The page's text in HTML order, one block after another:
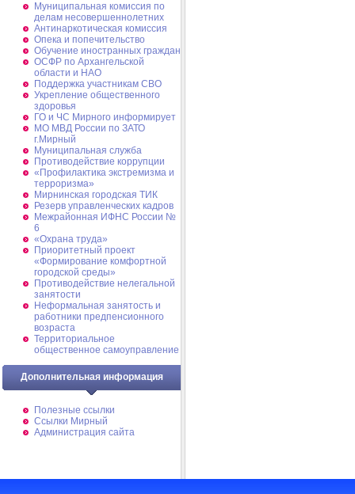
Муниципальная комиссия по
делам несовершеннолетних
Антинаркотическая комиссия
Опека и попечительство
Обучение иностранных граждан
ОСФР по Архангельской
области и НАО
Поддержка участникам СВО
Укрепление общественного
здоровья
ГО и ЧС Мирного информирует
МО МВД России по ЗАТО
г.Мирный
Муниципальная cлужба
Противодействие коррупции
«Профилактика экстремизма и
терроризма»
Мирнинская городская ТИК
Резерв управленческих кадров
Межрайонная ИФНС России №
6
«Охрана труда»
Приоритетный проект
«Формирование комфортной
городской среды»
Противодействие нелегальной
занятости
Неформальная занятость и
работники предпенсионного
возраста
Территориальное
общественное самоуправление
Дополнительная информация
Полезные ссылки
Ссылки Мирный
Администрация сайта